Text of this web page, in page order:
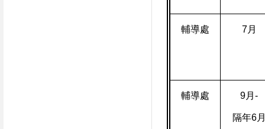
輔導處 7月
輔導處 9月 -
隔年6